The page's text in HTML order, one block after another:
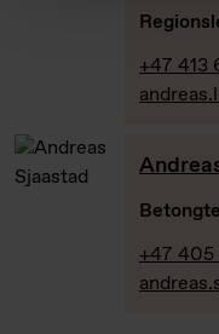
+47 413
+47 405